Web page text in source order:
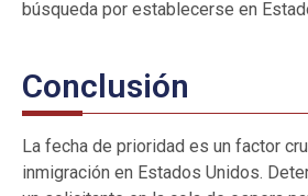
búsqueda por establecerse en
Conclusión
La fecha de prioridad es un factor
inmigración en Estados Unidos.